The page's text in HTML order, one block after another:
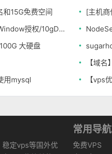
和15G免费空间
【黑五第一波】photonvps::全场6折/Window授权/10gDdos保护
大硬盘
【域
用mysql
【vps
定vps等国外优
常用导航
免费VPS